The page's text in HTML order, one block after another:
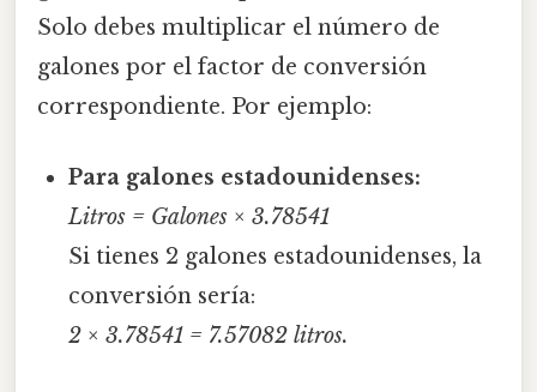
Solo debes multiplicar el número de
galones por el factor de conversión
correspondiente. Por ejemplo:
Para galones estadounidenses:
Litros = Galones × 3.78541
Si tienes 2 galones estadounidenses, la
conversión sería:
2 × 3.78541 = 7.57082 litros.